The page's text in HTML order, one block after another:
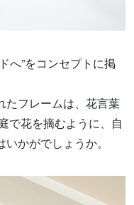
へ”をコンセプトに掲
たフレームは、花言葉
で花を摘むように、自
かがでしょうか。